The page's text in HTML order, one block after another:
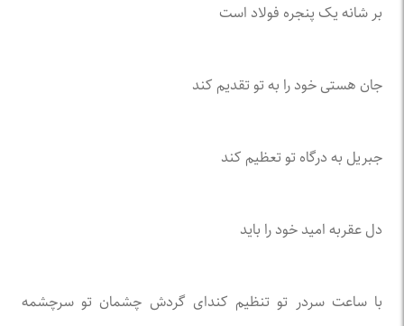
بر شانه یک پنجره فولاد است
جان هستی خود را به تو تقدیم کند
جبریل به درگاه تو تعظیم کند
دل عقربه امید خود را باید
با ساعت سردر تو تنظیم کند‌ای گردش چشمان تو سرچشمه